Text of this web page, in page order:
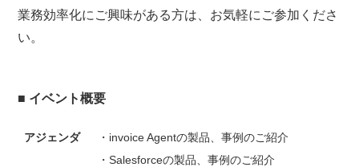
業務効率化にご興味がある方は、お気軽にご参加くださ
い。
■ イベント概要
アジェンダ
・invoice Agentの製品、事例のご紹介
・Salesforceの製品、事例のご紹介